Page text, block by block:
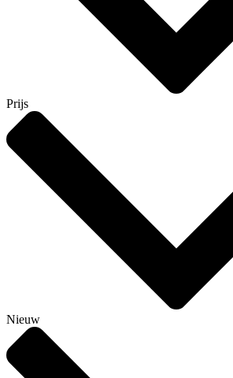
Prijs
Nieuw